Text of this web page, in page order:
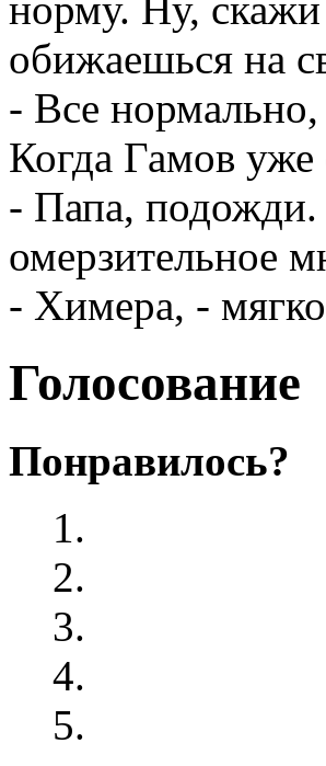
обижаешься на
- Все
Когда Гамов уже
- Папа, подожди.
омерзительное
- Химера, -
Голосование
Понравилось?